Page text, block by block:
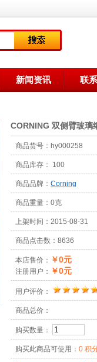
新闻资讯 联
CORNING 双侧臂玻璃
商品货号： hy000258
商品库存： 100
商品品牌： Corning
商品重量： 0克
上架时间： 2015-08-31
商品点击数： 8636
本店售价： ￥0元
注册用户： ￥0元
用户评价：
商品总价：
购买数量：
购买此商品可使用： 0 积